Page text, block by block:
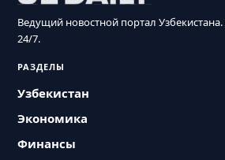
Ведущий новостной портал
24/7.
РАЗДЕЛЫ
Узбекистан
Экономика
Финансы